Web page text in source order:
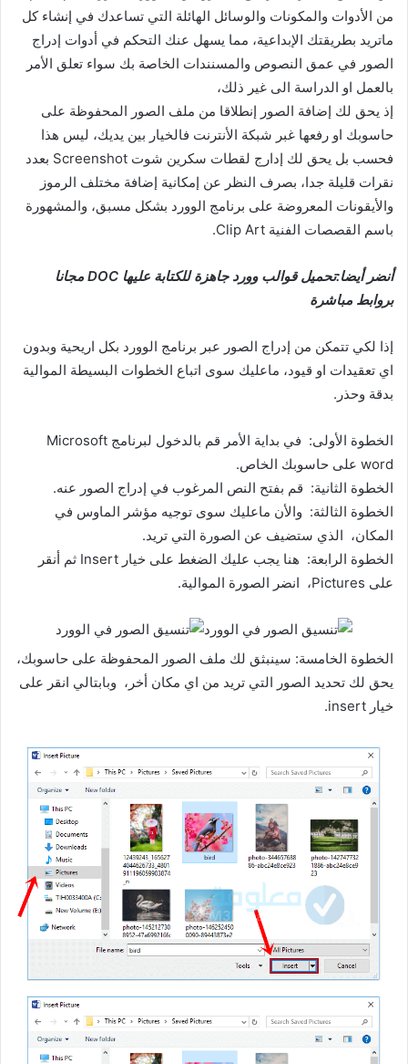
من الأدوات والمكونات والوسائل الهائلة التي تساعدك في إنشاء كل
ماتريد بطريقتك الإبداعية، مما يسهل عنك التحكم في أدوات إدراج
الصور في عمق النصوص والمسنندات الخاصة بك سواء تعلق الأمر
بالعمل او الدراسة الى غير ذلك،
إذ يحق لك إضافة الصور إنطلاقا من ملف الصور المحفوظة على
حاسوبك او رفعها غبر شبكة الأنترنت فالخيار بين يديك، ليس هذا
فحسب بل يحق لك إدارج لقطات سكرين شوت Screenshot بعدد
نقرات قليلة جدا، بصرف النظر عن إمكانية إضافة مختلف الرموز
والأيقونات المعروضة على برنامج الوورد بشكل مسبق، والمشهورة
باسم القصصات الفنية Clip Art.
أنضر أيضا:تحميل قوالب وورد جاهزة للكتابة عليها DOC مجانا
بروابط مباشرة
إذا لكي تتمكن من إدراج الصور عبر برنامج الوورد بكل اريحية وبدون
اي تعقيدات او قيود، ماعليك سوى اتباع الخطوات البسيطة الموالية
بدقة وحذر.
الخطوة الأولى: في بداية الأمر قم بالدخول لبرنامج Microsoft
word على حاسوبك الخاص.
الخطوة الثانية: قم بفتح النص المرغوب في إدراج الصور عنه.
الخطوة الثالثة: والأن ماعليك سوى توجيه مؤشر الماوس في
المكان، الذي ستضيف عن الصورة التي تريد.
الخطوة الرابعة: هنا يجب عليك الضغط على خيار Insert ثم أنقر
على Pictures، انضر الصورة الموالية.
الخطوة الخامسة: سينبثق لك ملف الصور المحفوظة على حاسوبك،
يحق لك تحديد الصور التي تريد من اي مكان أخر، وبابتالي انقر على
خيار insert.